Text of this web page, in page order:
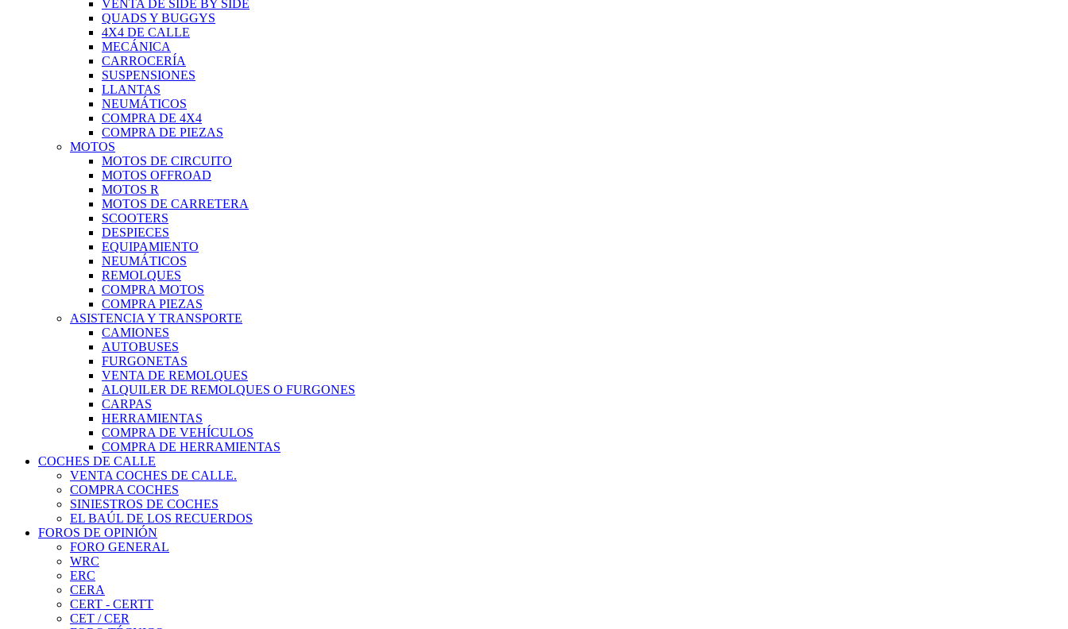
VENTA DE SIDE BY SIDE
QUADS Y BUGGYS
4X4 DE CALLE
MECÁNICA
CARROCERÍA
SUSPENSIONES
LLANTAS
NEUMÁTICOS
COMPRA DE 4X4
COMPRA DE PIEZAS
MOTOS
MOTOS DE CIRCUITO
MOTOS OFFROAD
MOTOS R
MOTOS DE CARRETERA
SCOOTERS
DESPIECES
EQUIPAMIENTO
NEUMÁTICOS
REMOLQUES
COMPRA MOTOS
COMPRA PIEZAS
ASISTENCIA Y TRANSPORTE
CAMIONES
AUTOBUSES
FURGONETAS
VENTA DE REMOLQUES
ALQUILER DE REMOLQUES O FURGONES
CARPAS
HERRAMIENTAS
COMPRA DE VEHÍCULOS
COMPRA DE HERRAMIENTAS
COCHES DE CALLE
VENTA COCHES DE CALLE.
COMPRA COCHES
SINIESTROS DE COCHES
EL BAÚL DE LOS RECUERDOS
FOROS DE OPINIÓN
FORO GENERAL
WRC
ERC
CERA
CERT - CERTT
CET / CER